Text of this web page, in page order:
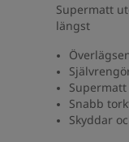
Supermatt
längst
Snabb
Skyddar